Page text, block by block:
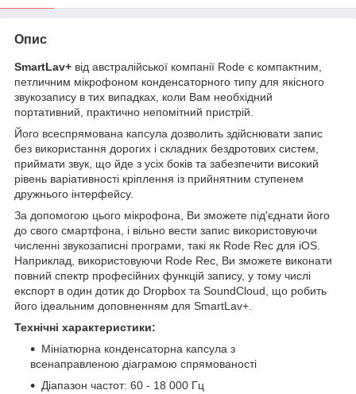
Опис
SmartLav+ від австралійської компанії Rode є компактним,
петличним мікрофоном конденсаторного типу для якісного
звукозапису в тих випадках, коли Вам необхідний
портативний, практично непомітний пристрій.
Його всеспрямована капсула дозволить здійснювати запис
без використання дорогих і складних бездротових систем,
приймати звук, що йде з усіх боків та забезпечити високий
рівень варіативності кріплення із прийнятним ступенем
дружнього інтерфейсу.
За допомогою цього мікрофона, Ви зможете під'єднати його
до свого смартфона, і вільно вести запис використовуючи
численні звукозаписні програми, такі як Rode Rec для iOS.
Наприклад, використовуючи Rode Rec, Ви зможете виконати
повний спектр професійних функцій запису, у тому числі
експорт в один дотик до Dropbox та SoundCloud, що робить
його ідеальним доповненням для SmartLav+.
Технічні характеристики:
Мініатюрна конденсаторна капсула з
всенаправленою діаграмою спрямованості
Діапазон частот: 60 - 18 000 Гц